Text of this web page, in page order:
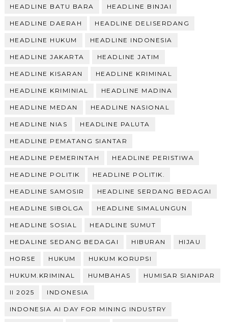
HEADLINE BATU BARA HEADLINE BINJAI
HEADLINE DAERAH HEADLINE DELISERDANG
HEADLINE HUKUM HEADLINE INDONESIA
HEADLINE JAKARTA HEADLINE JATIM
HEADLINE KISARAN HEADLINE KRIMINAL
HEADLINE KRIMINIAL HEADLINE MADINA
HEADLINE MEDAN HEADLINE NASIONAL
HEADLINE NIAS HEADLINE PALUTA
HEADLINE PEMATANG SIANTAR
HEADLINE PEMERINTAH HEADLINE PERISTIWA
HEADLINE POLITIK HEADLINE POLITIK.
HEADLINE SAMOSIR HEADLINE SERDANG BEDAGAI
HEADLINE SIBOLGA HEADLINE SIMALUNGUN
HEADLINE SOSIAL HEADLINE SUMUT
HEDALINE SEDANG BEDAGAI HIBURAN HIJAU
HORSE HUKUM HUKUM KORUPSI
HUKUM.KRIMINAL HUMBAHAS HUMISAR SIANIPAR
II 2025 INDONESIA
INDONESIA AI DAY FOR MINING INDUSTRY